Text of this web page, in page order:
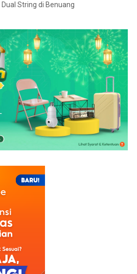
String di Benuang